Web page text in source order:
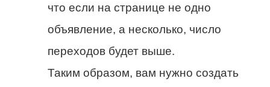
что если на странице не одно
объявление, а несколько, число
переходов будет выше.
Таким образом, вам нужно создать